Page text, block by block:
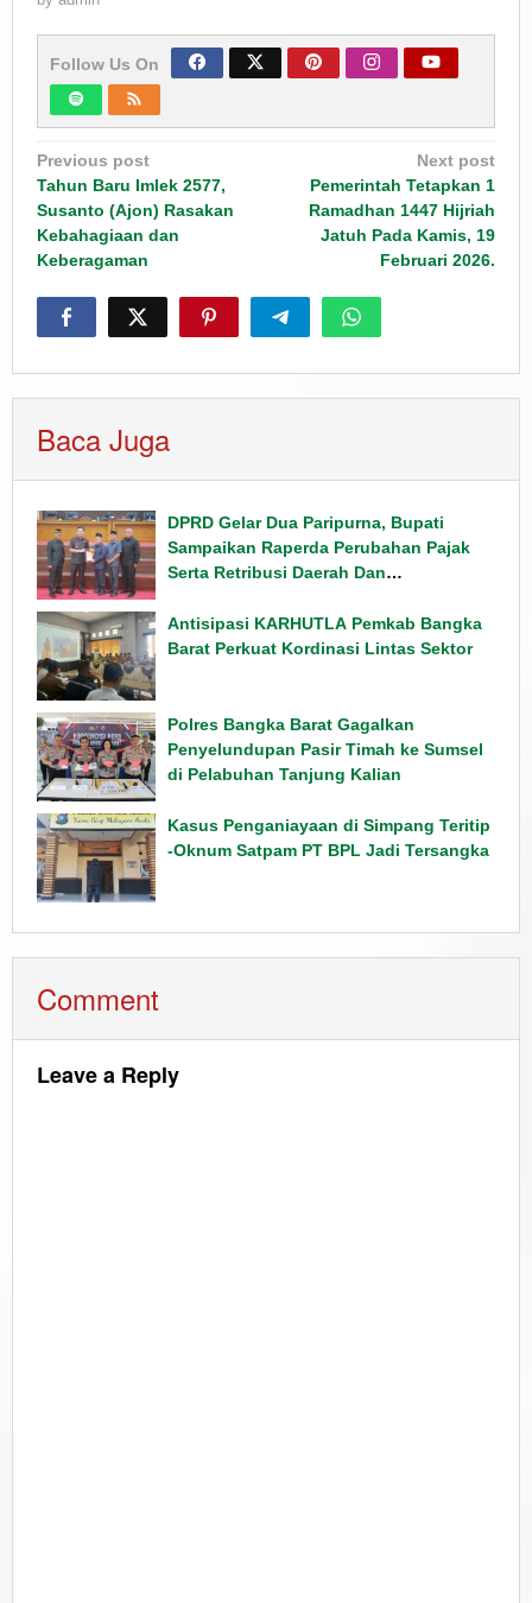
Follow Us On
Post
navigation
Previous post
Tahun Baru Imlek 2577,
Susanto (Ajon) Rasakan
Kebahagiaan dan
Keberagaman
Next post
Pemerintah Tetapkan 1
Ramadhan 1447 Hijriah
Jatuh Pada Kamis, 19
Februari 2026.
Baca Juga
DPRD Gelar Dua Paripurna, Bupati
Sampaikan Raperda Perubahan Pajak
Serta Retribusi Daerah Dan
Tahun 2026
Antisipasi KARHUTLA Pemkab Bangka
Barat Perkuat Kordinasi Lintas Sektor
Polres Bangka Barat Gagalkan
Penyelundupan Pasir Timah ke Sumsel
di Pelabuhan Tanjung Kalian
Kasus Penganiayaan di Simpang Teritip
-Oknum Satpam PT BPL Jadi Tersangka
Comment
Leave a Reply